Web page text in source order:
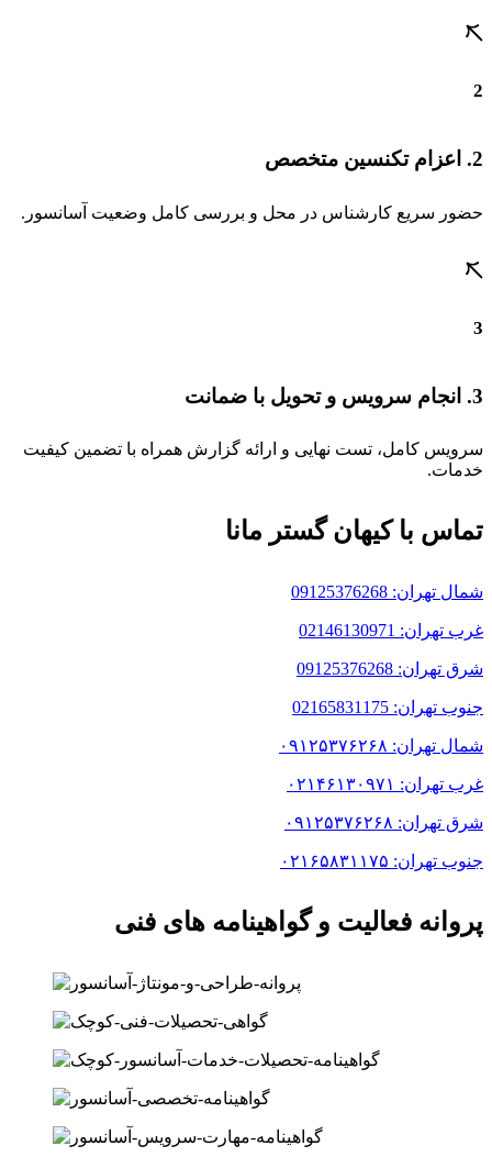
2
2. اعزام تکنسین متخصص
حضور سریع کارشناس در محل و بررسی کامل وضعیت آسانسور.
3
3. انجام سرویس و تحویل با ضمانت
سرویس کامل، تست نهایی و ارائه گزارش همراه با تضمین کیفیت
خدمات.
تماس با کیهان گستر مانا
شمال تهران: 09125376268
غرب تهران: 02146130971
شرق تهران: 09125376268
جنوب تهران: 02165831175
شمال تهران: ۰۹۱۲۵۳۷۶۲۶۸
غرب تهران: ۰۲۱۴۶۱۳۰۹۷۱
شرق تهران: ۰۹۱۲۵۳۷۶۲۶۸
جنوب تهران: ۰۲۱۶۵۸۳۱۱۷۵
پروانه فعالیت و گواهینامه های فنی